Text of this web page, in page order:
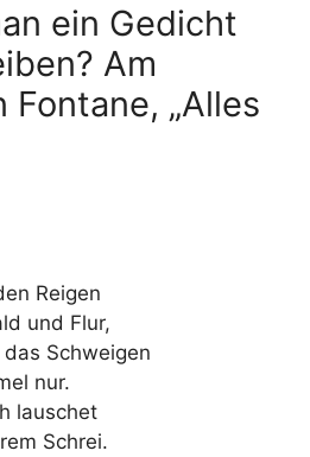
ein Gedicht
Am
Fontane, „Alles
Reigen
und Flur,
Schweigen
nur.
lauschet
Schrei.